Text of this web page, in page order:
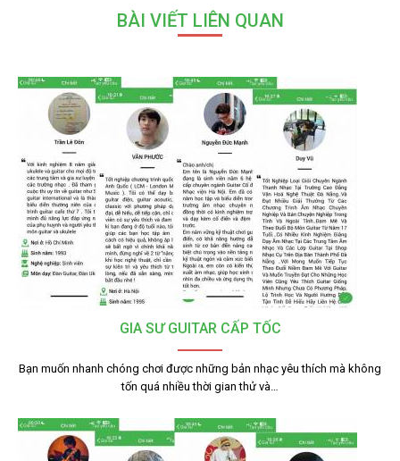
BÀI VIẾT LIÊN QUAN
GIA SƯ GUITAR CẤP TỐC
Bạn muốn nhanh chóng chơi được những bản nhạc yêu thích mà không
tốn quá nhiều thời gian thử và…